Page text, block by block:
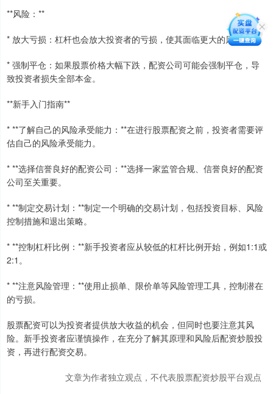
**风险：**
* 放大亏损：杠杆也会放大投资者的亏损，使其面临更大的风险。
* 强制平仓：如果股票价格大幅下跌，配资公司可能会强制平仓，导
致投资者损失全部本金。
**新手入门指南**
* **了解自己的风险承受能力：**在进行股票配资之前，投资者需要评
估自己的风险承受能力。
* **选择信誉良好的配资公司：**选择一家监管合规、信誉良好的配资
公司至关重要。
* **制定交易计划：**制定一个明确的交易计划，包括投资目标、风险
控制措施和退出策略。
* **控制杠杆比例：**新手投资者应从较低的杠杆比例开始，例如1:1或
2:1。
* **注意风险管理：**使用止损单、限价单等风险管理工具，控制潜在
的亏损。
股票配资可以为投资者提供放大收益的机会，但同时也要注意其风
险。新手投资者应谨慎操作，在充分了解其原理和风险后配资炒股投
资，再进行配资交易。
文章为作者独立观点，不代表股票配资炒股平台观点